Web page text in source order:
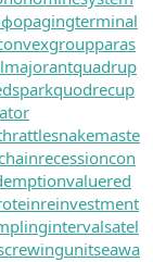
pagingterminal
paras
quadrup
quodrecup
rattlesnakemaste
recessioncon
red
reinvestment
satel
seawa